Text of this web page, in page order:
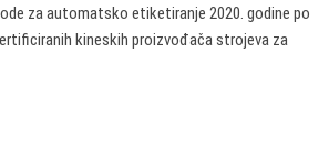
za automatsko etiketiranje 2020. godine po
kineskih proizvođača strojeva za